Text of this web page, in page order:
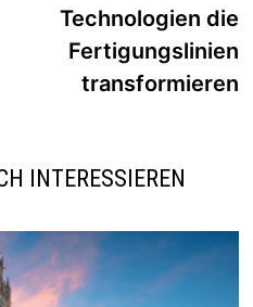
Technologien die
Fertigungslinien
transformieren
INTERESSIEREN